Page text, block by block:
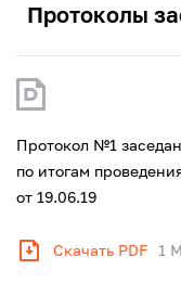
Протоколы
Протокол №1
по итогам
от 19.06.19
Скачать PDF 1